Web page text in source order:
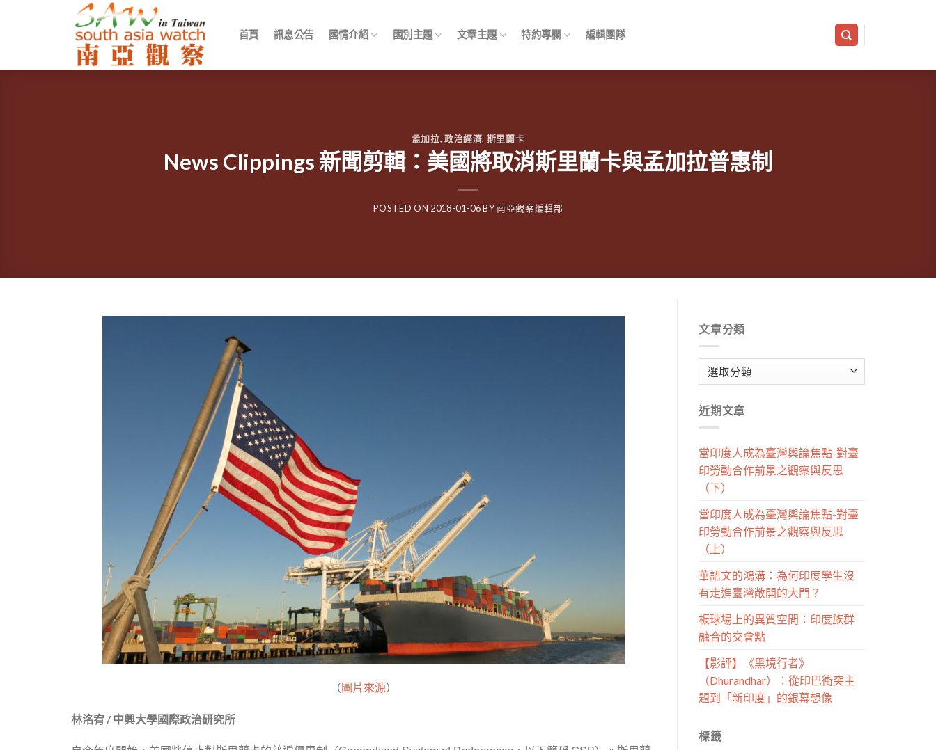
首頁 訊息公告 國情介紹 國別主題 文章主題 特約專欄 編輯團隊
孟加拉, 政治經濟, 斯里蘭卡
News Clippings 新聞剪輯：美國將取消斯里蘭卡與孟加拉普惠制
POSTED ON 2018-01-06BY南亞觀察編輯部
（圖片來源）
林洺宥 / 中興大學國際政治研究所
文章分類
章
類
近期文章
當印度人成為臺灣輿論焦點-對臺
印勞動合作前景之觀察與反思
（下）
當印度人成為臺灣輿論焦點-對臺
印勞動合作前景之觀察與反思
（上）
華語文的鴻溝：為何印度學生沒
有走進臺灣敞開的大門？
板球場上的異質空間：印度族群
融合的交會點
【影評】《黑境行者》
（Dhurandhar）：從印巴衝突主
題到「新印度」的銀幕想像
標籤